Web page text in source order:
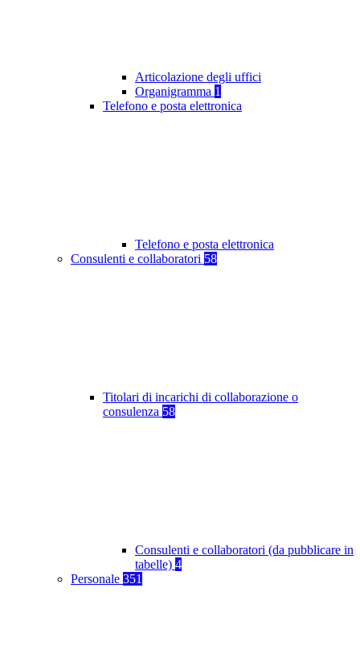
Articolazione degli uffici
Organigramma 1
Telefono e posta elettronica
Telefono e posta elettronica
Consulenti e collaboratori 58
Titolari di incarichi di collaborazione o
consulenza 58
Consulenti e collaboratori (da pubblicare in
tabelle) 4
Personale 351